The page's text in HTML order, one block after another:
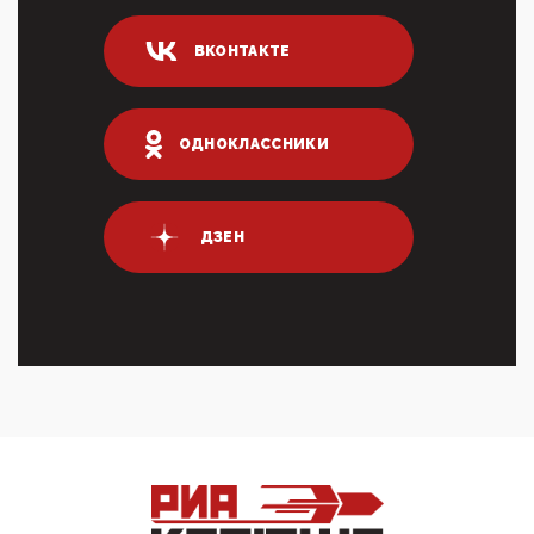
04:47, 10 Апреля 2026
ИНН для переводов по СБП это первый шаг из
логических двухЗаполнение ИНН при любых
переводах по ...
03:35, 10 Апреля 2026
Суммарное вознаграждение менеджменту в 15
крупных банках по итогам 2025 года превысило 63
03:01, 10 Апреля 2026
Террорист и убийца Буданов вальяжно сообщил,
что союзники просили Киев не наносить удары по
входМошенники активно пользуются аккаунтами на
Госуслугах уме...
ВКОНТАКТЕ
ОДНОКЛАССНИКИ
ДЗЕН